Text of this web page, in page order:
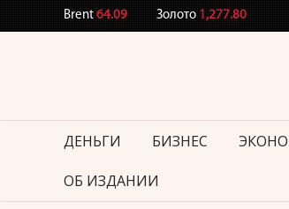
Brent64.09 Золото1,277.80
ДЕНЬГИ БИЗНЕС
ОБ ИЗДАНИИ